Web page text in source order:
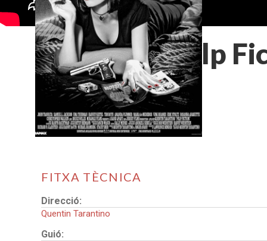
Pulp
FITXA TÈCNICA
Direcció:
Quentin Tarantino
Guió: